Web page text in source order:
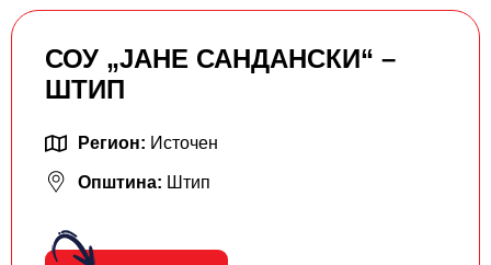
СОУ „ЈАНЕ САНДАНСКИ“ –
ШТИП
Регион: Источен
Општина: Штип